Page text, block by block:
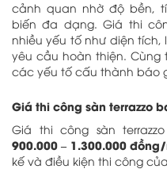
cảnh quan nhờ độ bền,
biến đa dạng. Giá thi
nhiều yếu tố như diện tích,
yêu cầu hoàn thiện.
các yếu tố cấu thành báo
Giá thi công sàn terrazzo
Giá thi công sàn
900.000 – 1.300.000 đồng/
kế và điều kiện thi công